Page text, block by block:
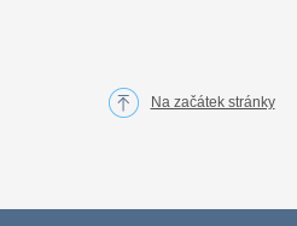
Na začátek stránky